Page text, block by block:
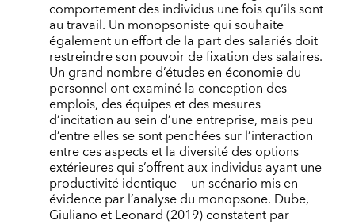
comportement des individus une fois qu’ils sont
au travail. Un monopsoniste qui souhaite
également un effort de la part des salariés doit
restreindre son pouvoir de fixation des salaires.
Un grand nombre d’études en économie du
personnel ont examiné la conception des
emplois, des équipes et des mesures
d’incitation au sein d’une entreprise, mais peu
d’entre elles se sont penchées sur l’interaction
entre ces aspects et la diversité des options
extérieures qui s’offrent aux individus ayant une
productivité identique — un scénario mis en
évidence par l’analyse du monopsone. Dube,
Giuliano et Leonard (2019) constatent par